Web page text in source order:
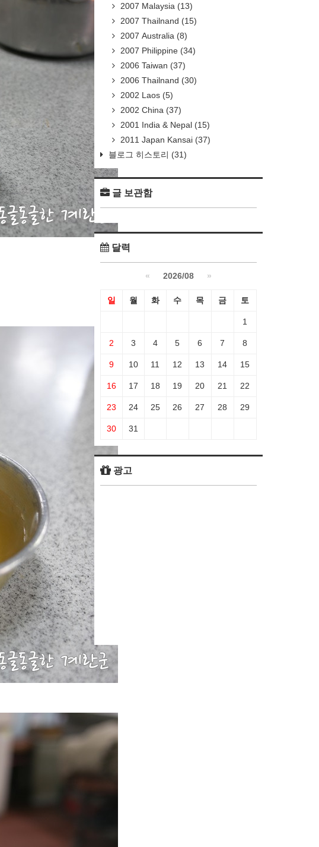
2007 Malaysia (13)
2007 Thailnand (15)
2007 Australia (8)
2007 Philippine (34)
2006 Taiwan (37)
2006 Thailnand (30)
2002 Laos (5)
2002 China (37)
2001 India & Nepal (15)
2011 Japan Kansai (37)
블로그 히스토리 (31)
글 보관함
달력
« 2026/08 »
일 월 화 수 목 금 토
1
2 3 4 5 6 7 8
9 10 11 12 13 14 15
16 17 18 19 20 21 22
23 24 25 26 27 28 29
30 31
광고